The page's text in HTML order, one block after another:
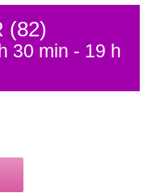
(82)
30 min - 19 h